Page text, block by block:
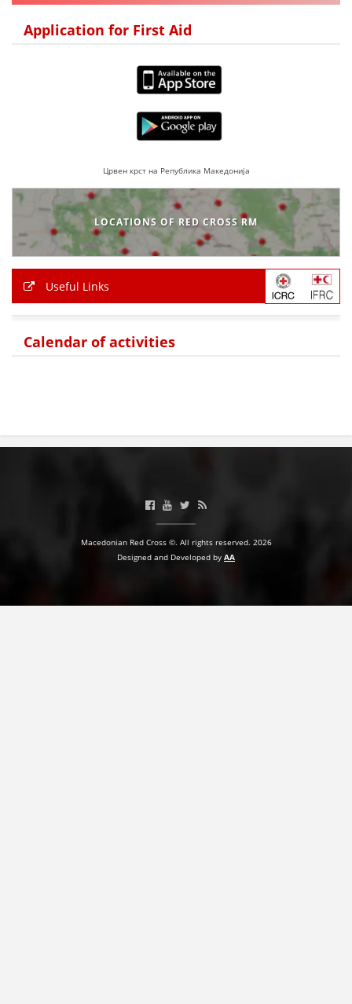
Application for First Aid
Црвен крст на Република Македонија
LOCATIONS OF RED CROSS RM
Useful Links
Calendar of activities
Macedonian Red Cross ©. All rights reserved. 2026
Designed and Developed by AA